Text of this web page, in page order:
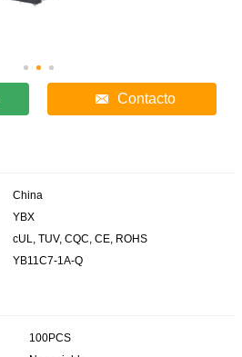
Contacto
China
YBX
cUL, TUV, CQC, CE, ROHS
YB11C7-1A-Q
100PCS